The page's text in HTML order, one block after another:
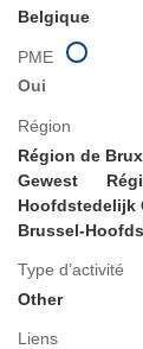
Belgique
PME
Oui
Région
Région de
Gewest
Hoofdstedelijk
Brussel-
Type d’activité
Other
Liens